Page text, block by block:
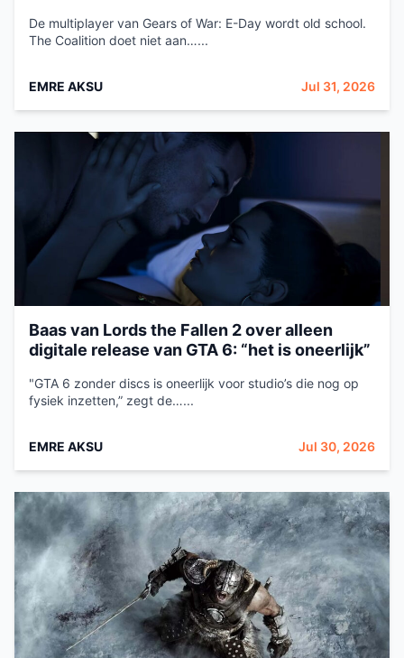
De multiplayer van Gears of War: E-Day wordt old school.
The Coalition doet niet aan…...
EMRE AKSU Jul 31, 2026
Baas van Lords the Fallen 2 over alleen
digitale release van GTA 6: “het is oneerlijk”
"GTA 6 zonder discs is oneerlijk voor studio’s die nog op
fysiek inzetten,” zegt de…...
EMRE AKSU Jul 30, 2026